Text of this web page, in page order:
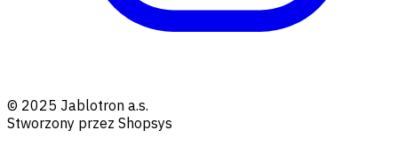
© 2025 Jablotron a.s.
Stworzony przez Shopsys